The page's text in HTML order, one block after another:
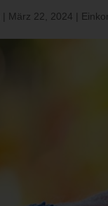
März 22, 2024